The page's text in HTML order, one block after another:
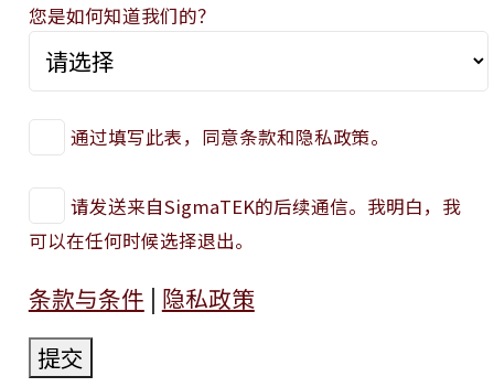
您是如何知道我们的？
通过填写此表，同意条款和隐私政策。
请发送来自SigmaTEK的后续通信。我明白，我
可以在任何时候选择退出。
条款与条件 | 隐私政策
提交